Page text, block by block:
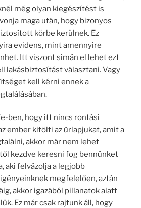
még olyan kiegészítést is
maga után, hogy bizonyos
körbe kerülnek. Ez
evidens, mint amennyire
Itt viszont simán el lehet ezt
lakásbiztosítást választani. Vagy
kell kérni ennek a
ben, hogy itt nincs rontási
ember kitölti az űrlapjukat, amit a
akkor már nem lehet
kezdve keresni fog bennünket
aki felvázolja a legjobb
megfelelően, aztán
akkor igazából pillanatok alatt
Ez már csak rajtunk áll, hogy